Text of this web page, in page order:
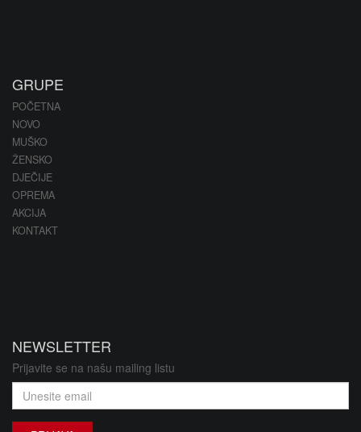
GRUPE
POČETNA
NOVO
MUŠKO
ŽENSKO
DJEČIJE
OPREMA
AKCIJA
KONTAKT
NEWSLETTER
Prijavite se na našu mailing listu